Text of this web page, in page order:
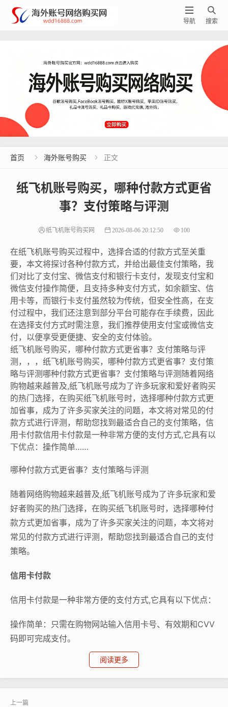

搜索

导航
首页  海外账号购买  正文
纸飞机账号购买，哪种付款方式更省
事？支付策略与评测
纸飞机账号购买网 2026-08-06 20:12:50 100
在纸飞机账号购买过程中，选择合适的付款方式至关重
要，本文将探讨各种付款方式，并给出最佳支付策略，我
们对比了支付宝、微信支付和银行卡支付，发现支付宝和
微信支付操作简便，且支持多种支付方式，如余额宝、信
用卡等，而银行卡支付虽然较为传统，但安全性高，在支
付过程中，我们还注意到部分平台可能存在手续费，因此
在选择支付方式时需注意，我们推荐使用支付宝或微信支
付，以便享受更便捷、安全的支付体验。
纸飞机账号购买，哪种付款方式更省事？支付策略与评
测，，，纸飞机账号购买，哪种付款方式更省事？支付策
略与评测哪种付款方式更省事？支付策略与评测随着网络
购物越来越普及,纸飞机账号成为了许多玩家和爱好者购买
的热门选择，在购买纸飞机账号时，选择哪种付款方式更
加省事，成为了许多买家关注的问题，本文将对常见的付
款方式进行评测，帮助您找到最适合自己的支付策略，信
用卡付款信用卡付款是一种非常方便的支付方式,它具有以
下优点：操作简单……
哪种付款方式更省事？支付策略与评测
随着网络购物越来越普及,纸飞机账号成为了许多玩家和爱
好者购买的热门选择，在购买纸飞机账号时，选择哪种付
款方式更加省事，成为了许多买家关注的问题，本文将对
常见的付款方式进行评测，帮助您找到最适合自己的支付
策略。
信用卡付款
信用卡付款是一种非常方便的支付方式,它具有以下优点：
操作简单：只需在购物网站输入信用卡号、有效期和CVV
码即可完成支付。
支付额度高：信用卡通常具有较大的信用额度，可以满足
一次性购买大量纸飞机账号的需求。
安全性高：信用卡支付通常需要输入密码或进行手机验
阅读更多